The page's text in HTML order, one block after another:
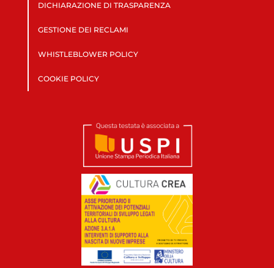
DICHIARAZIONE DI TRASPARENZA
GESTIONE DEI RECLAMI
WHISTLEBLOWER POLICY
COOKIE POLICY